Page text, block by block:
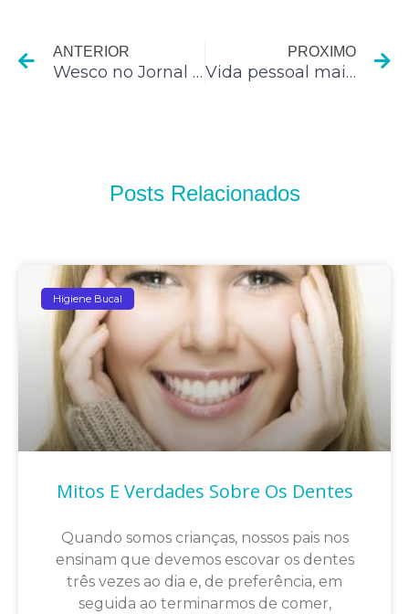
ANTERIOR
Wesco no Jornal do SBT
PROXIMO
Vida pessoal mais feliz sem a interferência do trabalho
Posts Relacionados
Higiene Bucal
Mitos E Verdades Sobre Os Dentes
Quando somos crianças, nossos pais nos
ensinam que devemos escovar os dentes
três vezes ao dia e, de preferência, em
seguida ao terminarmos de comer,